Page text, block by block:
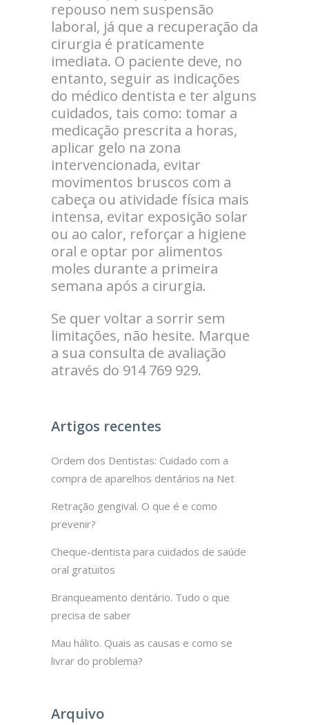
repouso nem suspensão
laboral, já que a recuperação da
cirurgia é praticamente
imediata. O paciente deve, no
entanto, seguir as indicações
do médico dentista e ter alguns
cuidados, tais como: tomar a
medicação prescrita a horas,
aplicar gelo na zona
intervencionada, evitar
movimentos bruscos com a
cabeça ou atividade física mais
intensa, evitar exposição solar
ou ao calor, reforçar a higiene
oral e optar por alimentos
moles durante a primeira
semana após a cirurgia.
Se quer voltar a sorrir sem
limitações, não hesite. Marque
a sua consulta de avaliação
através do 914 769 929.
Artigos recentes
Ordem dos Dentistas: Cuidado com a
compra de aparelhos dentários na Net
Retração gengival. O que é e como
prevenir?
Cheque-dentista para cuidados de saúde
oral gratuitos
Branqueamento dentário. Tudo o que
precisa de saber
Mau hálito. Quais as causas e como se
livrar do problema?
Arquivo